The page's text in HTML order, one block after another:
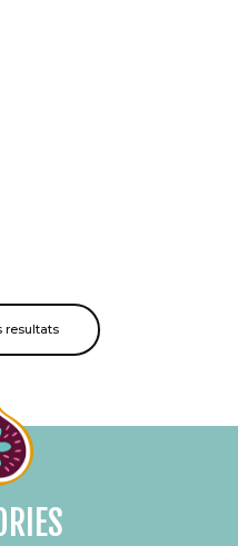
resultats